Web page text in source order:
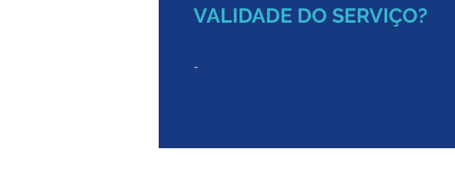
VALIDADE DO SERVIÇO?
-